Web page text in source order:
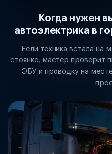
Когда нужен
автоэлектрика в
Если техника встала на
стоянке, мастер проверит
ЭБУ и проводку на